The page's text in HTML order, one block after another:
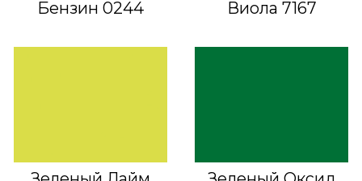
Бензин 0244 Виола 7167